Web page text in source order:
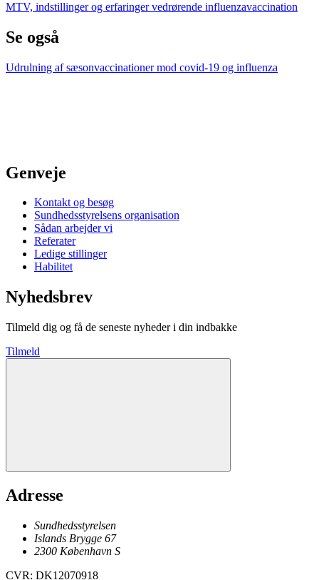
MTV, indstillinger og erfaringer vedrørende influenzavaccination
Se også
Udrulning af sæsonvaccinationer mod covid-19 og influenza
Genveje
Kontakt og besøg
Sundhedsstyrelsens organisation
Sådan arbejder vi
Referater
Ledige stillinger
Habilitet
Nyhedsbrev
Tilmeld dig og få de seneste nyheder i din indbakke
Tilmeld
Adresse
Sundhedsstyrelsen
Islands Brygge 67
2300 København S
CVR: DK12070918